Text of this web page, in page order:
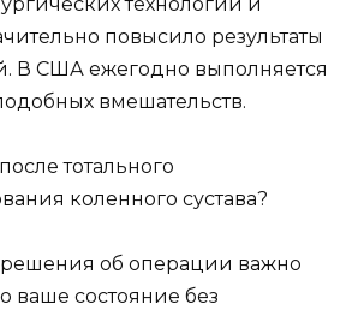
повысило результаты
В США ежегодно выполняется
вмешательств.
тотального
коленного сустава?
об операции важно
ваше состояние без